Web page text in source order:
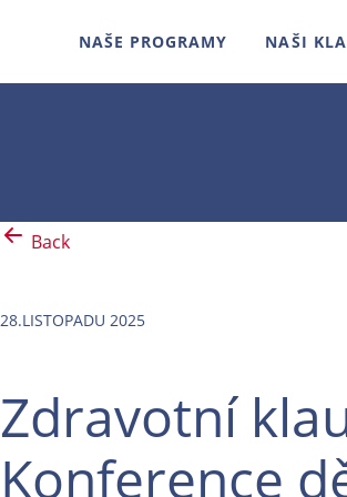
NAŠE PROGRAMY NAŠI
Back
28.LISTOPADU 2025
Zdravotní
Konference